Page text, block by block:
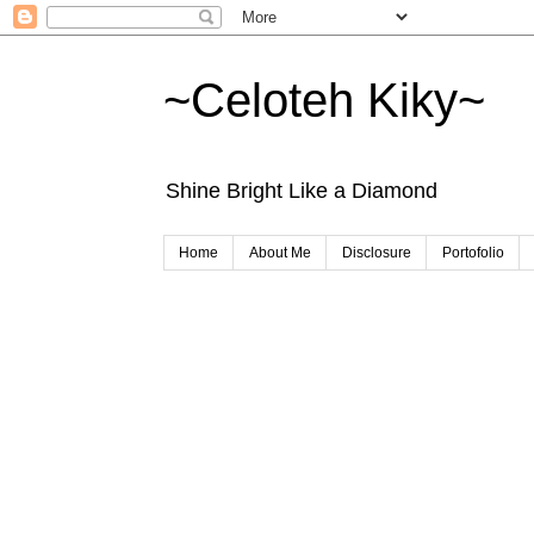
~Celoteh Kiky~
Shine Bright Like a Diamond
Home About Me Disclosure Portofolio